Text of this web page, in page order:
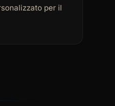
per il